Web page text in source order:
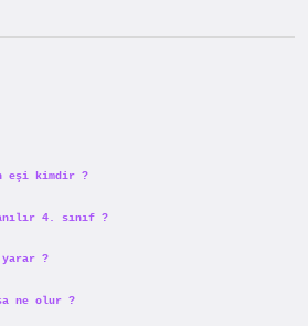
eşi kimdir ?
4. sınıf ?
?
ne olur ?